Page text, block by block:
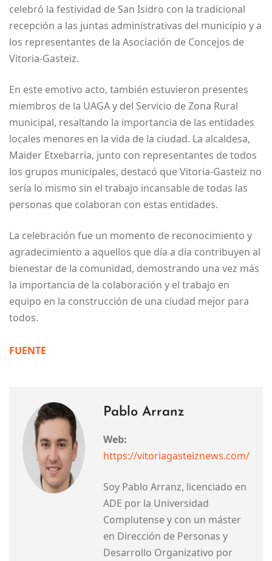
celebró la festividad de San Isidro con la tradicional
recepción a las juntas administrativas del municipio y a
los representantes de la Asociación de Concejos de
Vitoria-Gasteiz.
En este emotivo acto, también estuvieron presentes
miembros de la UAGA y del Servicio de Zona Rural
municipal, resaltando la importancia de las entidades
locales menores en la vida de la ciudad. La alcaldesa,
Maider Etxebarria, junto con representantes de todos
los grupos municipales, destacó que Vitoria-Gasteiz no
sería lo mismo sin el trabajo incansable de todas las
personas que colaboran con estas entidades.
La celebración fue un momento de reconocimiento y
agradecimiento a aquellos que día a día contribuyen al
bienestar de la comunidad, demostrando una vez más
la importancia de la colaboración y el trabajo en
equipo en la construcción de una ciudad mejor para
todos.
FUENTE
Pablo Arranz
Web:
https://vitoriagasteiznews.com/
Soy Pablo Arranz, licenciado en
ADE por la Universidad
Complutense y con un máster
en Dirección de Personas y
Desarrollo Organizativo por